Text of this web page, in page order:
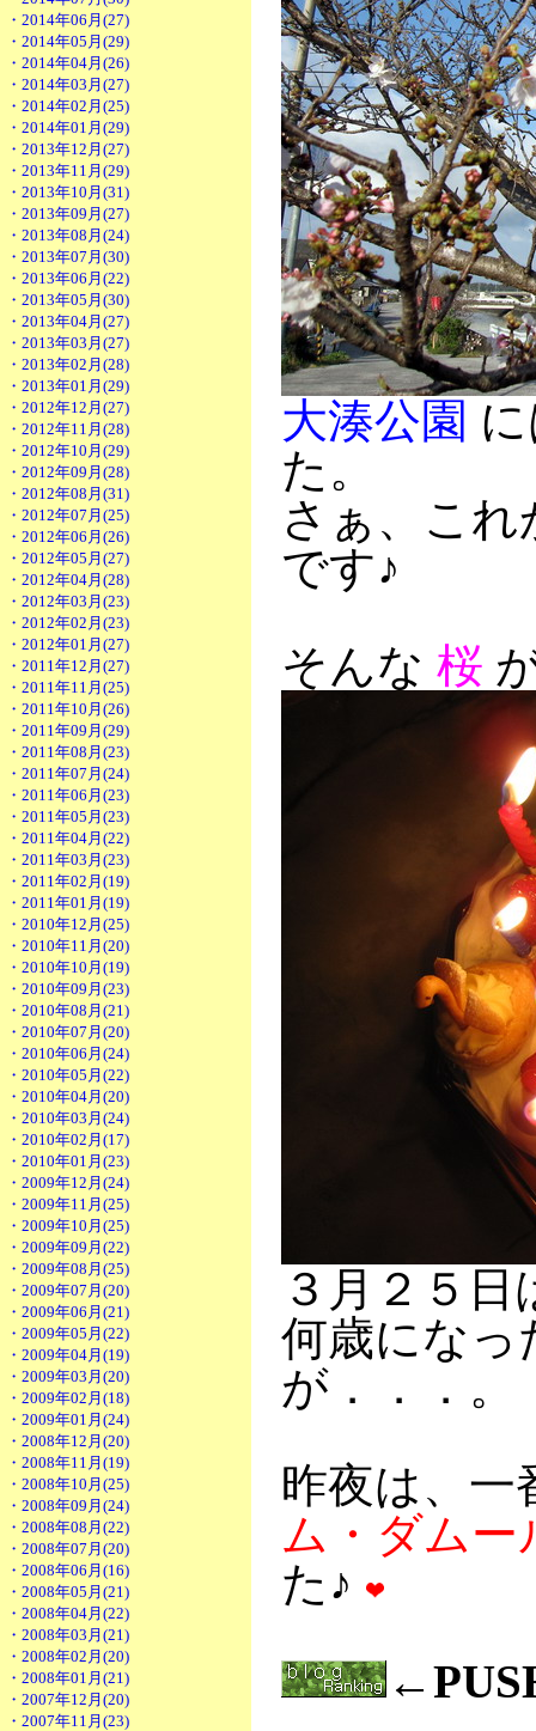
・2014年06月(27)
・2014年05月(29)
・2014年04月(26)
・2014年03月(27)
・2014年02月(25)
・2014年01月(29)
・2013年12月(27)
・2013年11月(29)
・2013年10月(31)
・2013年09月(27)
・2013年08月(24)
・2013年07月(30)
・2013年06月(22)
・2013年05月(30)
・2013年04月(27)
・2013年03月(27)
・2013年02月(28)
・2013年01月(29)
・2012年12月(27)
・2012年11月(28)
・2012年10月(29)
・2012年09月(28)
・2012年08月(31)
・2012年07月(25)
・2012年06月(26)
・2012年05月(27)
・2012年04月(28)
・2012年03月(23)
・2012年02月(23)
・2012年01月(27)
・2011年12月(27)
・2011年11月(25)
・2011年10月(26)
・2011年09月(29)
・2011年08月(23)
・2011年07月(24)
・2011年06月(23)
・2011年05月(23)
・2011年04月(22)
・2011年03月(23)
・2011年02月(19)
・2011年01月(19)
・2010年12月(25)
・2010年11月(20)
・2010年10月(19)
・2010年09月(23)
・2010年08月(21)
・2010年07月(20)
・2010年06月(24)
・2010年05月(22)
・2010年04月(20)
・2010年03月(24)
・2010年02月(17)
・2010年01月(23)
・2009年12月(24)
・2009年11月(25)
・2009年10月(25)
・2009年09月(22)
・2009年08月(25)
・2009年07月(20)
・2009年06月(21)
・2009年05月(22)
・2009年04月(19)
・2009年03月(20)
・2009年02月(18)
・2009年01月(24)
・2008年12月(20)
・2008年11月(19)
・2008年10月(25)
・2008年09月(24)
・2008年08月(22)
・2008年07月(20)
・2008年06月(16)
・2008年05月(21)
・2008年04月(22)
・2008年03月(21)
・2008年02月(20)
・2008年01月(21)
・2007年12月(20)
・2007年11月(23)
大湊公園
た。
さぁ、こ
です♪
そんな 桜
３月２５
何歳になっ
が．．．。
昨夜は、
ム・ダムー
た♪